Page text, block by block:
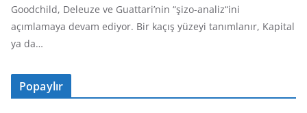
Goodchild, Deleuze ve Guattari’nin “şizo-analiz“ini
açımlamaya devam ediyor. Bir kaçış yüzeyi tanımlanır, Kapital
ya da…
Popaylır